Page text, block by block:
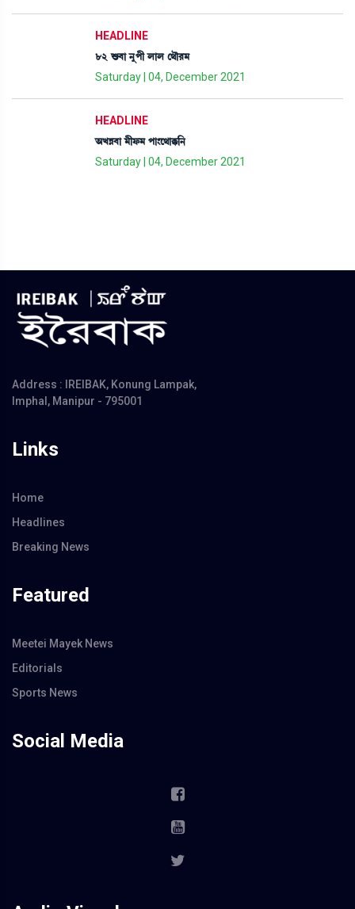
HEADLINE
82 Ç¡¤à >åšã ºàº ë=ï¹³
Saturday | 04, December 2021
HEADLINE
"JÄ¤à ³ãó¡³ šà}ì=àB¡[>
Saturday | 04, December 2021
Address : IREIBAK, Konung Lampak,
Imphal, Manipur - 795001
Links
Home
Headlines
Breaking News
Featured
Meetei Mayek News
Editorials
Sports News
Social Media